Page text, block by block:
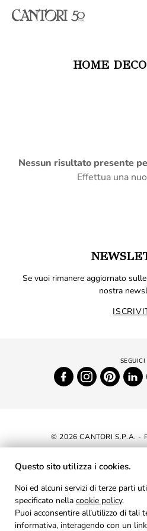
HOME
Nessun risultato presente
Effettua una
Se vuoi rimanere aggiornato
nostra
© 2026 CANTORI S.P.A. -
DICHIARAZIONE DI
AREA
Questo sito utilizza i cookies.
Noi ed alcuni servizi di terze parti
specificato nella cookie policy.
Puoi acconsentire all’utilizzo di tali
informativa, interagendo con un